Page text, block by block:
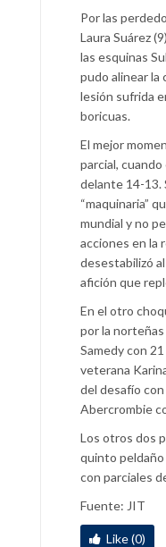
Por las
Laura Suárez
las esquinas
pudo alinear
lesión sufrida
boricuas.
El mejor
parcial,
delante 14-13.
“maquinaria”
mundial y no
acciones en la
desestabilizó
afición que
En el otro
por la
Samedy con
veterana
del desafío
Abercrombie
Los otros dos
quinto
con parciales
Fuente: JIT
Like (0)